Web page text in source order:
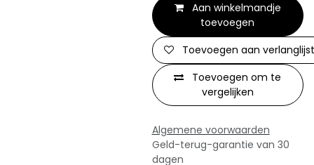
Aan winkelmandje
toevoegen
Toevoegen om te
vergelijken
Toevoegen aan verlanglijst
Algemene voorwaarden
Geld-terug-garantie van 30
dagen